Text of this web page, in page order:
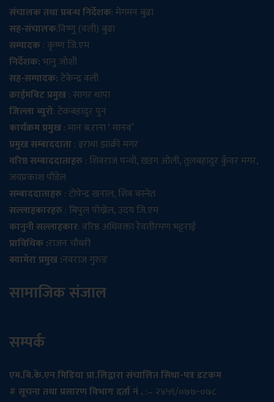
संचालक तथा प्रबन्ध निर्देशक: मेगमन बुढा
सह-संचालक:विष्णु (वली) बुढा
सम्पादक: कृष्ण जि.एम
निर्देशक:भानु जोशी
सह-सम्पादक:टेकेन्द्र वली
क्राईमबिट प्रमुख: सागर थापा
जिल्ला ब्युरो: टेकबहादुर पुन
कार्यक्रम प्रमुख: मान ब.राना ‘ मानव’
प्रमुख सम्बाददाता: इराधा झाक्री मगर
वरिष्ठ सम्बाददाताहरु: शिवराज पन्थी, खडग ओली, तुलबहादुर कुँवर मगर,
जयप्रकाश पौडेल
सम्बाददाताहरु: टोपेन्द्र खनाल, शिव बस्नेत
सल्लाहकारहरु: बिपुल पोख्रेल, उदय जि.एम
कानुनी सल्लाहकार: वरिष्ठ अधिवक्ता रेवतीरमण भट्टराई
प्राविधिक :राजन चौधरी
क्यामेरा प्रमुख :नवराज गुरुङ
सामाजिक संजाल
सम्पर्क
एम.बि.के.एन मिडिया प्रा.लिद्वारा संचालित सिधा-पत्र डटकम
# सूचना तथा प्रसारण विभाग दर्ता नं . :– २४५९/०७७-०७८